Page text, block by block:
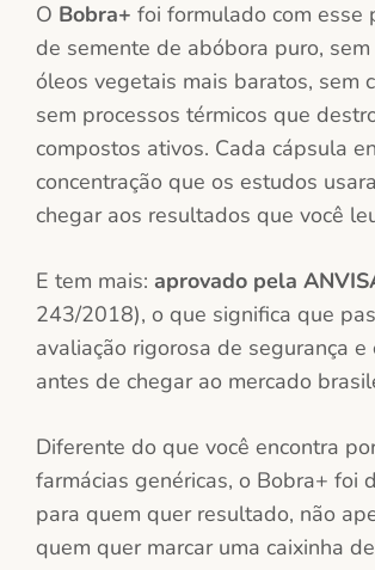
O Bobra+ foi formulado com esse
de semente de abóbora puro,
óleos vegetais mais baratos, sem
sem processos térmicos que
compostos ativos. Cada cápsula
concentração que os estudos
chegar aos resultados que você
E tem mais: aprovado pela
243/2018), o que significa que
avaliação rigorosa de segurança e
antes de chegar ao mercado
Diferente do que você encontra
farmácias genéricas, o Bobra+ foi
para quem quer resultado, não
quem quer marcar uma caixinha